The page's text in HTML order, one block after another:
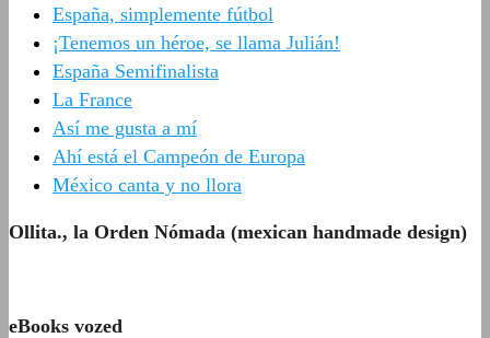
España, simplemente fútbol
¡Tenemos un héroe, se llama Julián!
España Semifinalista
La France
Así me gusta a mí
Ahí está el Campeón de Europa
México canta y no llora
Ollita., la Orden Nómada (mexican handmade design)
eBooks vozed